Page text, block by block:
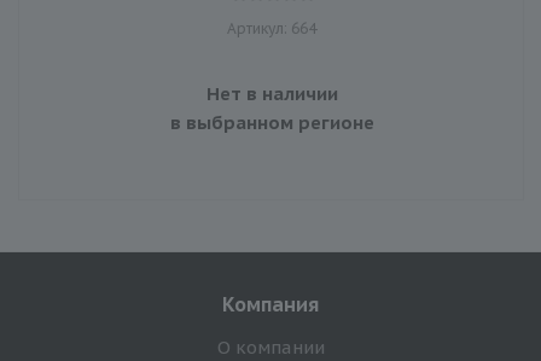
Артикул: 664
Нет в наличии
в выбранном регионе
Компания
О компании